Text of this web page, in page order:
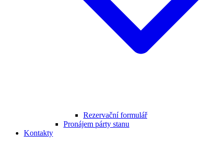
Rezervační formulář
Pronájem párty stanu
Kontakty